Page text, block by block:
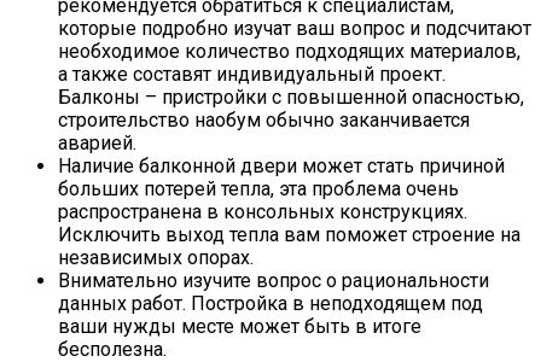
рекомендуется обратиться к специалистам,
которые подробно изучат ваш вопрос и подсчитают
необходимое количество подходящих материалов,
а также составят индивидуальный проект.
Балконы – пристройки с повышенной опасностью,
строительство наобум обычно заканчивается
аварией.
Наличие балконной двери может стать причиной
больших потерей тепла, эта проблема очень
распространена в консольных конструкциях.
Исключить выход тепла вам поможет строение на
независимых опорах.
Внимательно изучите вопрос о рациональности
данных работ. Постройка в неподходящем под
ваши нужды месте может быть в итоге
бесполезна.